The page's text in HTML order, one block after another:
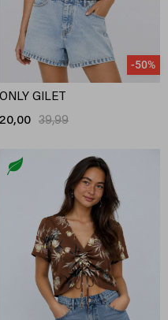
-50%
ONLY GILET
20,00 39,99